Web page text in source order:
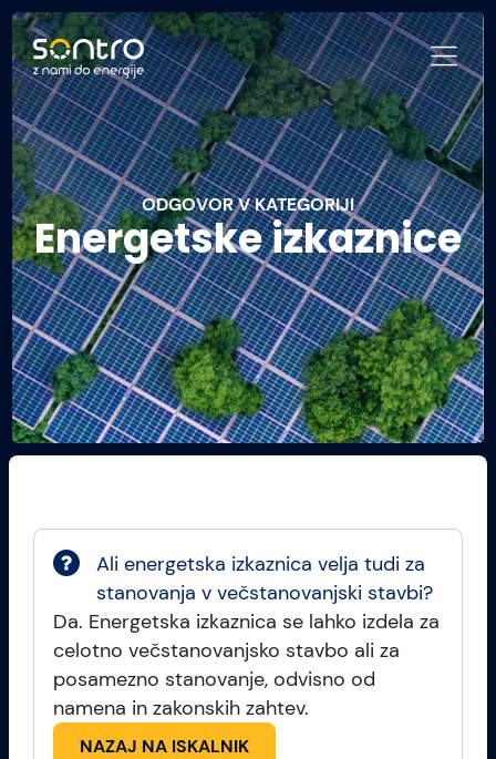
ODGOVOR V KATEGORIJI
Energetske izkaznice
Ali energetska izkaznica velja tudi za
stanovanja v večstanovanjski stavbi?
Da. Energetska izkaznica se lahko izdela za
celotno večstanovanjsko stavbo ali za
posamezno stanovanje, odvisno od
namena in zakonskih zahtev.
NAZAJ NA ISKALNIK